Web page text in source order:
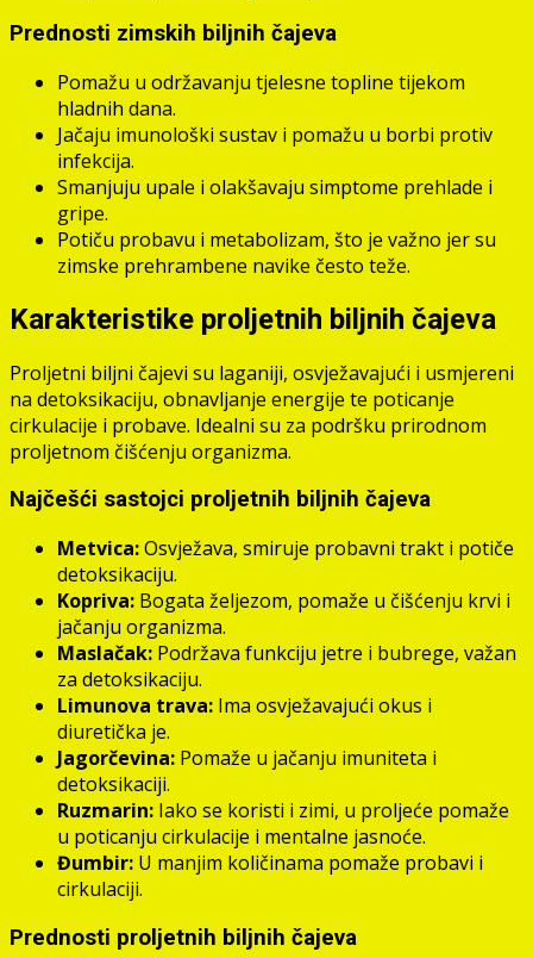
Prednosti zimskih biljnih čajeva
Pomažu u održavanju tjelesne topline tijekom
hladnih dana.
Jačaju imunološki sustav i pomažu u borbi protiv
infekcija.
Smanjuju upale i olakšavaju simptome prehlade i
gripe.
Potiču probavu i metabolizam, što je važno jer su
zimske prehrambene navike često teže.
Karakteristike proljetnih biljnih čajeva
Proljetni biljni čajevi su laganiji, osvježavajući i usmjereni
na detoksikaciju, obnavljanje energije te poticanje
cirkulacije i probave. Idealni su za podršku prirodnom
proljetnom čišćenju organizma.
Najčešći sastojci proljetnih biljnih čajeva
Metvica:Osvježava, smiruje probavni trakt i potiče
detoksikaciju.
Kopriva: Bogata željezom, pomaže u čišćenju krvi i
jačanju organizma.
Maslačak: Podržava funkciju jetre i bubrege, važan
za detoksikaciju.
Limunova trava: Ima osvježavajući okus i
diuretička je.
Jagorčevina: Pomaže u jačanju imuniteta i
detoksikaciji.
Ruzmarin: Iako se koristi i zimi, u proljeće pomaže
u poticanju cirkulacije i mentalne jasnoće.
Đumbir: U manjim količinama pomaže probavi i
cirkulaciji.
Prednosti proljetnih biljnih čajeva